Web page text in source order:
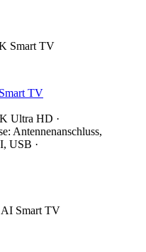
TV
Ultra HD ·
Antennenanschluss,
USB ·